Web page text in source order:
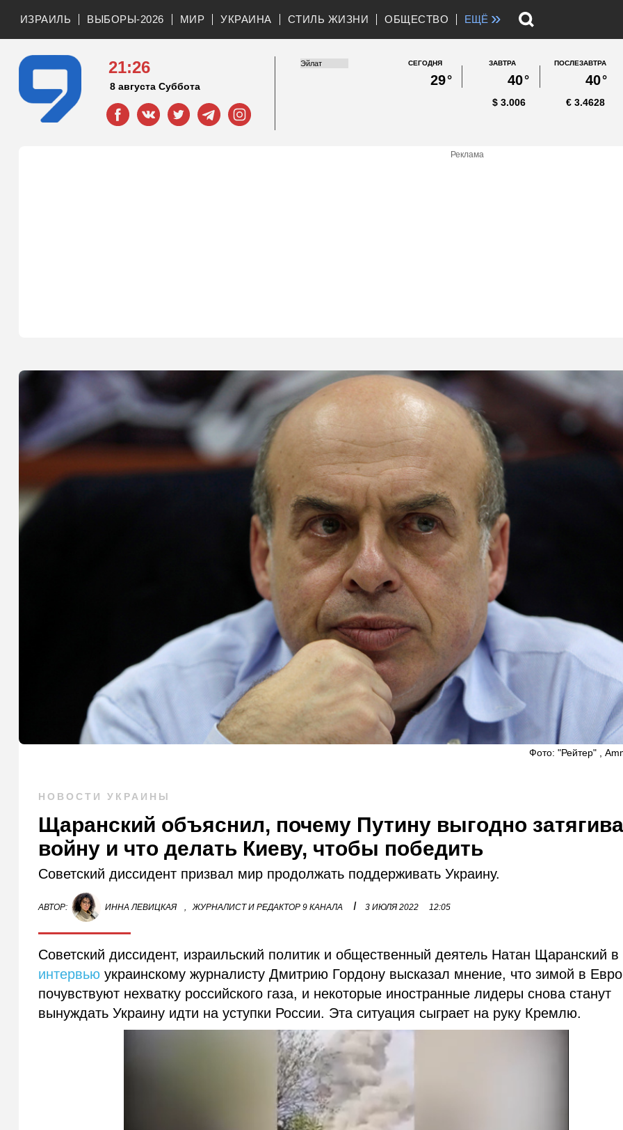
ИЗРАИЛЬ ВЫБОРЫ-2026 МИР УКРАИНА СТИЛЬ ЖИЗНИ ОБЩЕСТВО ЕЩЁ »
21:26
8 августа Суббота
СЕГОДНЯ
29°
ЗАВТРА
40°
ПОСЛЕЗАВТРА
40°
3.006
$ 3.4628
€
Реклама
Фото: "Рейтер" ,
НОВОСТИ УКРАИНЫ
Щаранский объяснил, почему Путину выгодно
войну и что делать Киеву, чтобы победить
Советский диссидент призвал мир продолжать поддерживать Украину.
АВТОР: ИННА ЛЕВИЦКАЯ , ЖУРНАЛИСТ И РЕДАКТОР 9 КАНАЛА I 3 ИЮЛЯ 2022 12:05
Советский диссидент, израильский политик и общественный деятель Натан Щаранский в
интервью украинскому журналисту Дмитрию Гордону высказал мнение, что зимой в
почувствуют нехватку российского газа, и некоторые иностранные лидеры снова станут
вынуждать Украину идти на уступки России. Эта ситуация сыграет на руку Кремлю.